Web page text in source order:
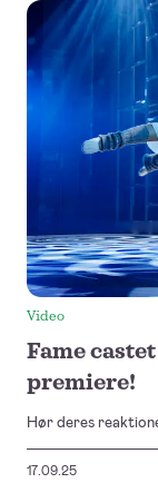
Video
Fame
premiere!
Hør deres
17.09.25